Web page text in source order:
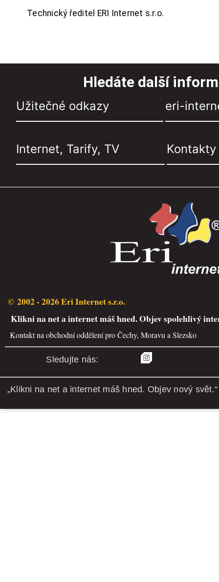
Technický ředitel ERI Internet s.r.o.
Hledáte další
Užitečné odkazy eri-
Internet, Tarify, TV Kontakty
© 2002 - 2026 Eri Internet s.r.o.
Klikni na net a internet máš hned. Objev spolehlivý
Kontakt na obchodní oddělení pro Čechy, Moravu a Slezsko
Sledujte nás:
„Klikni na net a internet máš hned. Objev nový svět.“